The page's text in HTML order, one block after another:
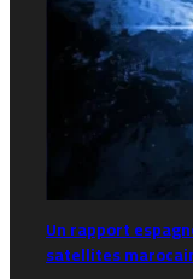
Un rapport
satellites